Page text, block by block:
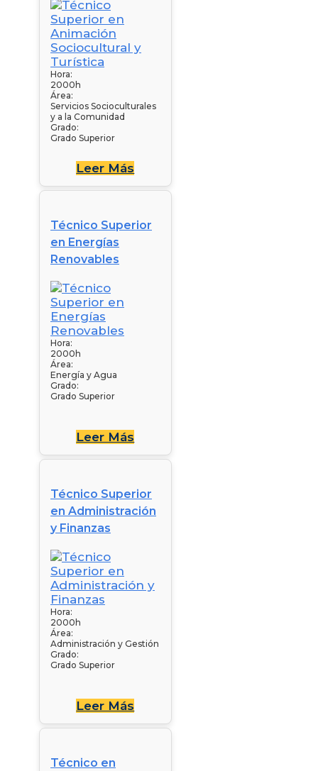
Hora:
2000h
Área:
Servicios Socioculturales
y a la Comunidad
Grado:
Grado Superior
Leer Más
Técnico Superior
en Energías
Renovables
Hora:
2000h
Área:
Energía y Agua
Grado:
Grado Superior
Leer Más
Técnico Superior
en Administración
y Finanzas
Hora:
2000h
Área:
Administración y Gestión
Grado:
Grado Superior
Leer Más
Técnico en